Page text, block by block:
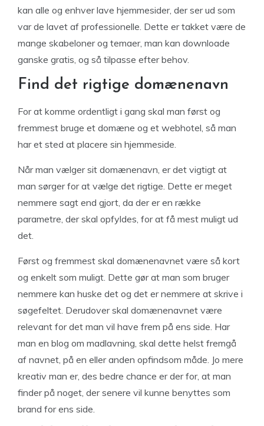
kan alle og enhver lave hjemmesider, der ser ud som
var de lavet af professionelle. Dette er takket være de
mange skabeloner og temaer, man kan downloade
ganske gratis, og så tilpasse efter behov.
Find det rigtige domænenavn
For at komme ordentligt i gang skal man først og
fremmest bruge et domæne og et webhotel, så man
har et sted at placere sin hjemmeside.
Når man vælger sit domænenavn, er det vigtigt at
man sørger for at vælge det rigtige. Dette er meget
nemmere sagt end gjort, da der er en række
parametre, der skal opfyldes, for at få mest muligt ud
det.
Først og fremmest skal domænenavnet være så kort
og enkelt som muligt. Dette gør at man som bruger
nemmere kan huske det og det er nemmere at skrive i
søgefeltet. Derudover skal domænenavnet være
relevant for det man vil have frem på ens side. Har
man en blog om madlavning, skal dette helst fremgå
af navnet, på en eller anden opfindsom måde. Jo mere
kreativ man er, des bedre chance er der for, at man
finder på noget, der senere vil kunne benyttes som
brand for ens side.